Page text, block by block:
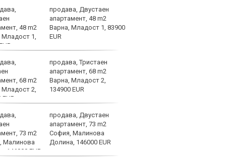
продава, Двустаен
апартамент, 48 m2
Варна, Младост 1, 83900
EUR
продава, Тристаен
апартамент, 68 m2
Варна, Младост 2,
134900 EUR
продава, Двустаен
апартамент, 73 m2
София, Малинова
Долина, 146000 EUR